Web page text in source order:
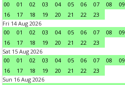
00
01 02 03 04 05 06 07 08 09
16
17 18 19 20 21 22
23
Fri 14 Aug 2026
00
01 02 03 04 05 06 07 08 09
16
17 18 19 20 21 22
23
Sat 15 Aug 2026
00
01 02 03 04 05 06 07 08 09
16
17 18 19 20 21 22
23
Sun 16 Aug 2026